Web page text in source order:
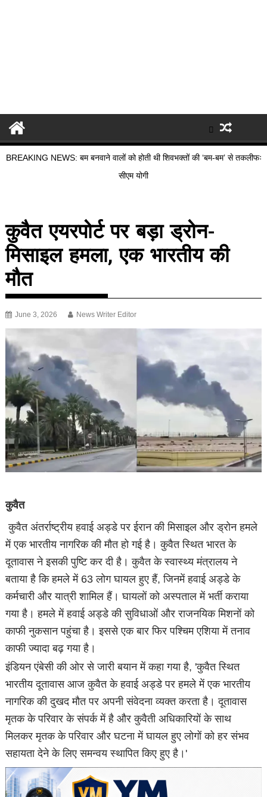
BREAKING NEWS: बम बनवाने वालों को होती थी शिवभक्तों की ‘बम-बम’ से तकलीफः
सीएम योगी
कुवैत एयरपोर्ट पर बड़ा ड्रोन-
मिसाइल हमला, एक भारतीय की
मौत
June 3, 2026 News Writer Editor
कुवैत
कुवैत अंतर्राष्ट्रीय हवाई अड्डे पर ईरान की मिसाइल और ड्रोन हमले
में एक भारतीय नागरिक की मौत हो गई है। कुवैत स्थित भारत के
दूतावास ने इसकी पुष्टि कर दी है। कुवैत के स्वास्थ्य मंत्रालय ने
बताया है कि हमले में 63 लोग घायल हुए हैं, जिनमें हवाई अड्डे के
कर्मचारी और यात्री शामिल हैं। घायलों को अस्पताल में भर्ती कराया
गया है। हमले में हवाई अड्डे की सुविधाओं और राजनयिक मिशनों को
काफी नुकसान पहुंचा है। इससे एक बार फिर पश्चिम एशिया में तनाव
काफी ज्यादा बढ़ गया है।
इंडियन एंबेसी की ओर से जारी बयान में कहा गया है, 'कुवैत स्थित
भारतीय दूतावास आज कुवैत के हवाई अड्डे पर हमले में एक भारतीय
नागरिक की दुखद मौत पर अपनी संवेदना व्यक्त करता है। दूतावास
मृतक के परिवार के संपर्क में है और कुवैती अधिकारियों के साथ
मिलकर मृतक के परिवार और घटना में घायल हुए लोगों को हर संभव
सहायता देने के लिए समन्वय स्थापित किए हुए है।'